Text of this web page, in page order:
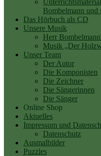
Bombelmann und
Das Hörbuch als CD
Unsere Musik
Herr
Musik „Der
Unser Team
Der Autor
Die Komponisten
Die Zeichner
Die Sängerinnen
Die Sänger
Online Shop
Aktuelles
Impressum und
Datenschutz
Ausmalbilder
Puzzles